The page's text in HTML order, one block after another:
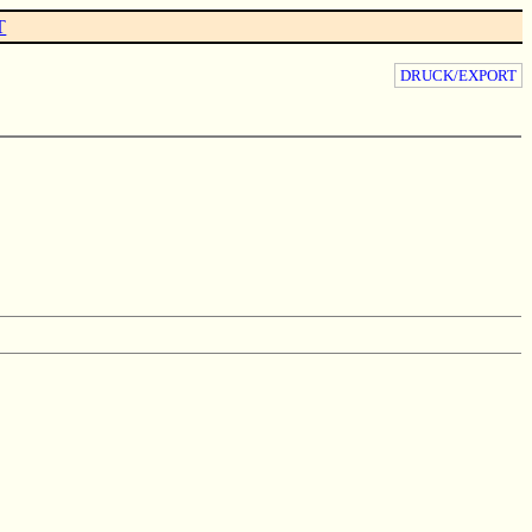
DRUCK/EXPORT